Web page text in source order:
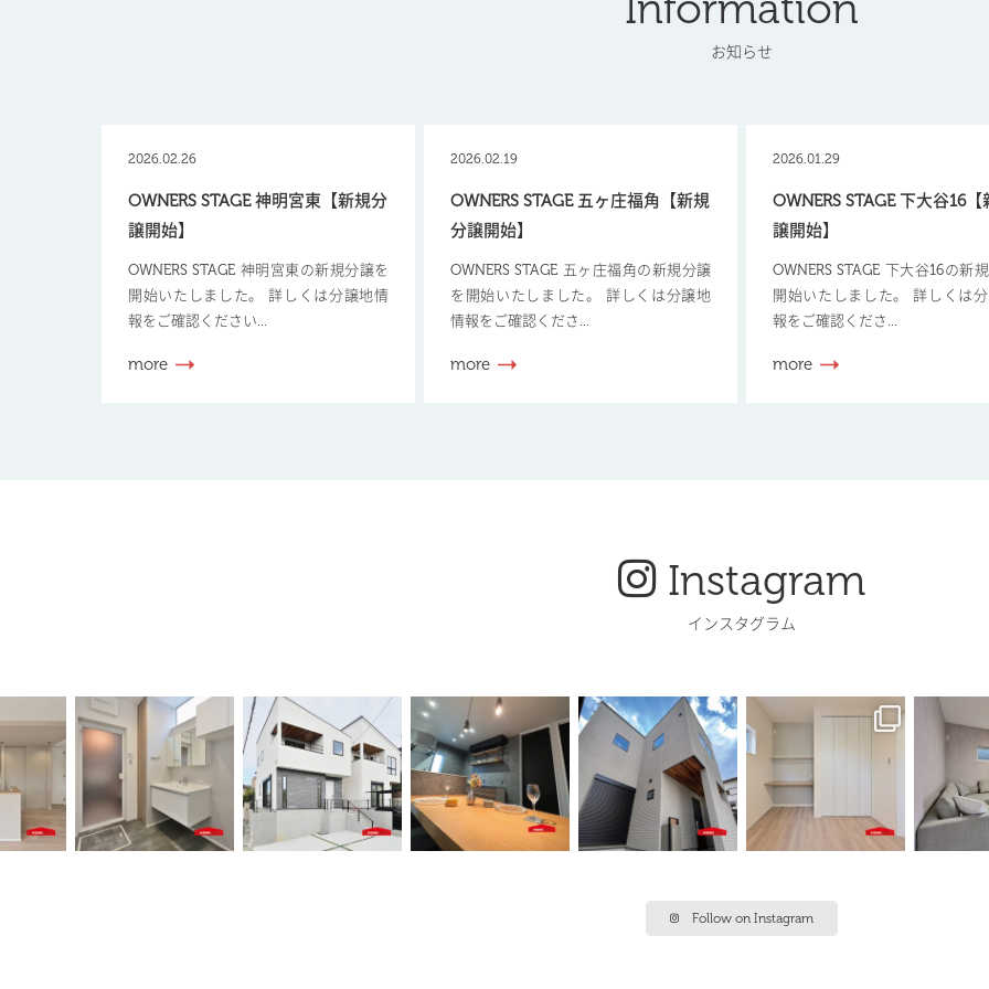
お知らせ
2026.02.26
OWNERS STAGE 神明宮東【新規分
譲開始】
OWNERS STAGE 神明宮東の新規分譲を
開始いたしました。 詳しくは分譲地情
報をご確認ください...
more
2026.02.19
OWNERS STAGE 五ヶ庄福角【新規
分譲開始】
OWNERS STAGE 五ヶ庄福角の新規分譲
を開始いたしました。 詳しくは分譲地
情報をご確認くださ...
more
2026.01.29
OWNERS STAGE 下大谷16
譲開始】
OWNERS STAGE 下大谷16の新
開始いたしました。 詳しくは
報をご確認くださ...
more
Instagram
インスタグラム
Follow on Instagram